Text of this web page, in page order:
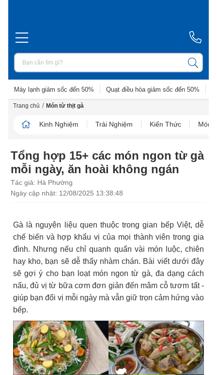
Máy lạnh giảm sốc đến 50% Quạt điều hòa giảm sốc đến 50%
Trang chủ / Món từ thịt gà
Kinh Nghiệm Trải Nghiệm Kiến Thức Món
Tổng hợp 15+ các món ngon từ gà
mỗi ngày, ăn hoài không ngán
Tác giả: Hà Phường
Ngày cập nhật: 12/08/2025 13:38:48
Gà là nguyên liệu quen thuộc trong gian bếp Việt, dễ
chế biến và hợp khẩu vị của mọi thành viên trong gia
đình. Nhưng nếu chỉ quanh quẩn vài món luộc, chiên
hay kho, bạn sẽ dễ thấy nhàm chán. Bài viết dưới đây
sẽ gợi ý cho bạn loạt món ngon từ gà, đa dạng cách
nấu, đủ vị từ bữa cơm đơn giản đến mâm cỗ tươm tất -
giúp bạn đổi vị mỗi ngày mà vẫn giữ trọn cảm hứng vào
bếp.